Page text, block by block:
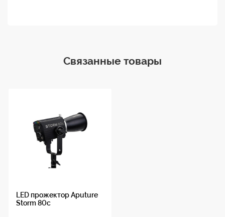
Связанные товары
LED прожектор Aputure
Storm 80c